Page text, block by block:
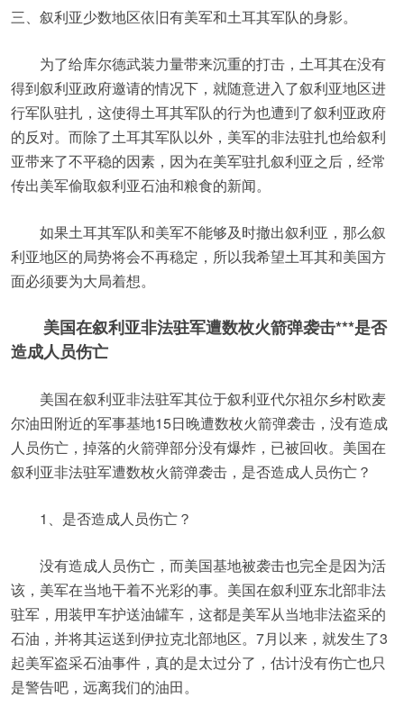
三、叙利亚少数地区依旧有美军和土耳其军队的身影。
为了给库尔德武装力量带来沉重的打击，土耳其在没有
得到叙利亚政府邀请的情况下，就随意进入了叙利亚地区进
行军队驻扎，这使得土耳其军队的行为也遭到了叙利亚政府
的反对。而除了土耳其军队以外，美军的非法驻扎也给叙利
亚带来了不平稳的因素，因为在美军驻扎叙利亚之后，经常
传出美军偷取叙利亚石油和粮食的新闻。
如果土耳其军队和美军不能够及时撤出叙利亚，那么叙
利亚地区的局势将会不再稳定，所以我希望土耳其和美国方
面必须要为大局着想。
美国在叙利亚非法驻军遭数枚火箭弹袭击***是否
造成人员伤亡
美国在叙利亚非法驻军其位于叙利亚代尔祖尔乡村欧麦
尔油田附近的军事基地15日晚遭数枚火箭弹袭击，没有造成
人员伤亡，掉落的火箭弹部分没有爆炸，已被回收。美国在
叙利亚非法驻军遭数枚火箭弹袭击，是否造成人员伤亡？
1、是否造成人员伤亡？
没有造成人员伤亡，而美国基地被袭击也完全是因为活
该，美军在当地干着不光彩的事。美国在叙利亚东北部非法
驻军，用装甲车护送油罐车，这都是美军从当地非法盗采的
石油，并将其运送到伊拉克北部地区。7月以来，就发生了3
起美军盗采石油事件，真的是太过分了，估计没有伤亡也只
是警告吧，远离我们的油田。